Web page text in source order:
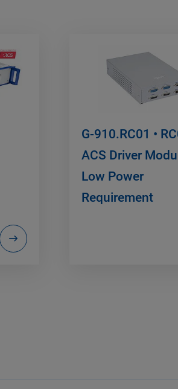
G-910.RC01 •
ACS Driver
Low Power
Requirement